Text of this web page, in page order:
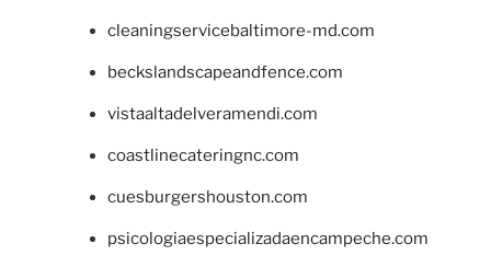
cleaningservicebaltimore-md.com
beckslandscapeandfence.com
vistaaltadelveramendi.com
coastlinecateringnc.com
cuesburgershouston.com
psicologiaespecializadaencampeche.com